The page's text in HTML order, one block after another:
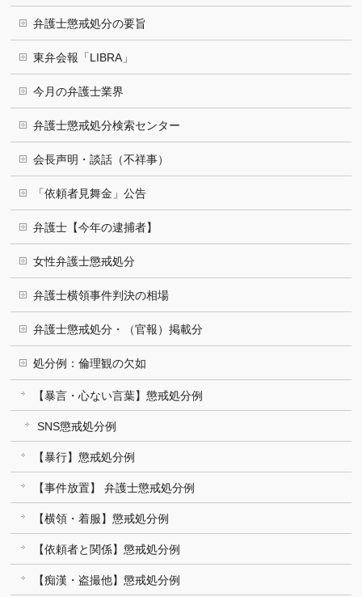
弁護士懲戒処分の要旨
東弁会報「LIBRA」
今月の弁護士業界
弁護士懲戒処分検索センター
会長声明・談話（不祥事）
「依頼者見舞金」公告
弁護士【今年の逮捕者】
女性弁護士懲戒処分
弁護士横領事件判決の相場
弁護士懲戒処分・（官報）掲載分
処分例：倫理観の欠如
【暴言・心ない言葉】懲戒処分例
SNS懲戒処分例
【暴行】懲戒処分例
【事件放置】 弁護士懲戒処分例
【横領・着服】懲戒処分例
【依頼者と関係】懲戒処分例
【痴漢・盗撮他】懲戒処分例